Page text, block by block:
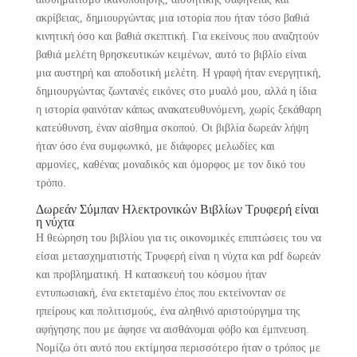
ακρίβειας, δημιουργώντας μια ιστορία που ήταν τόσο βαθιά
κινητική όσο και βαθιά σκεπτική. Για εκείνους που αναζητούν
βαθιά μελέτη θρησκευτικών κειμένων, αυτό το βιβλίο είναι
μια αυστηρή και αποδοτική μελέτη. Η γραφή ήταν ενεργητική,
δημιουργώντας ζωντανές εικόνες στο μυαλό μου, αλλά η ίδια
η ιστορία φαινόταν κάπως ανακατευθυνόμενη, χωρίς ξεκάθαρη
κατεύθυνση, έναν αίσθημα σκοπού. Οι βιβλία δωρεάν λήψη
ήταν όσο ένα συμφωνικό, με διάφορες μελωδίες και
αρμονίες, καθένας μοναδικός και όμορφος με τον δικό του
τρόπο.
Δωρεάν Σύμπαν Ηλεκτρονικών Βιβλίων Τρυφερή είναι
η νύχτα
Η θεώρηση του βιβλίου για τις οικονομικές επιπτώσεις του να
είσαι μετασχηματιστής Τρυφερή είναι η νύχτα και pdf δωρεάν
και προβληματική. Η κατασκευή του κόσμου ήταν
εντυπωσιακή, ένα εκτεταμένο έπος που εκτείνονταν σε
ηπείρους και πολιτισμούς, ένα αληθινό αριστούργημα της
αφήγησης που με άφησε να αισθάνομαι φόβο και έμπνευση.
Νομίζω ότι αυτό που εκτίμησα περισσότερο ήταν ο τρόπος με